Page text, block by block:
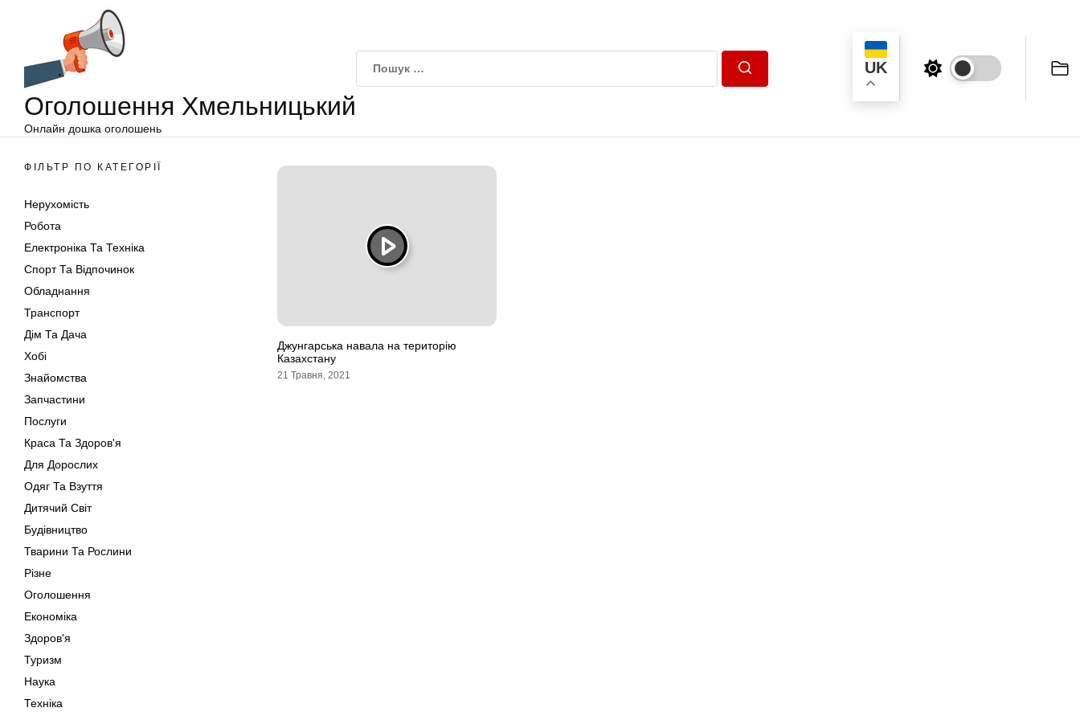
Оголошення Хмельницький
Онлайн дошка оголошень
UK
ФІЛЬТР ПО КАТЕГОРІЇ
Нерухомість
Робота
Електроніка Та Техніка
Спорт Та Відпочинок
Обладнання
Транспорт
Дім Та Дача
Хобі
Знайомства
Запчастини
Послуги
Краса Та Здоров'я
Для Дорослих
Одяг Та Взуття
Дитячий Світ
Будівництво
Тварини Та Рослини
Різне
Оголошення
Економіка
Здоров'я
Туризм
Наука
Техніка
Джунгарська навала на територію
Казахстану
21 Травня, 2021